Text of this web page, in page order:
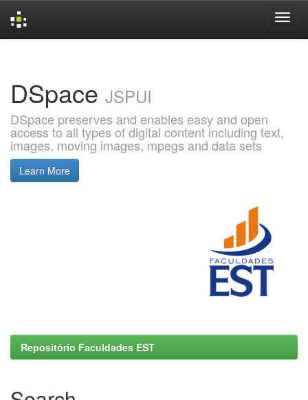
DSpace JSPUI
DSpace preserves and enables easy and open
access to all types of digital content including text,
images, moving images, mpegs and data sets
Learn More
Repositório Faculdades EST